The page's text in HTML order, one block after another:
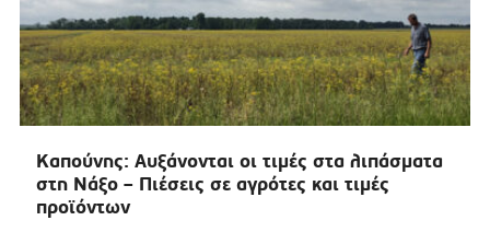
Καπούνης: Αυξάνονται οι τιμές στα λιπάσματα
στη Νάξο – Πιέσεις σε αγρότες και τιμές
προϊόντων